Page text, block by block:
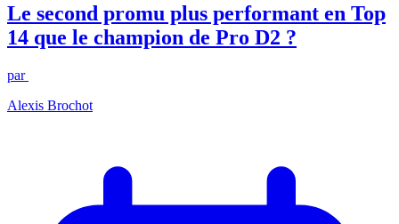
Le second promu plus performant en Top
14 que le champion de Pro D2 ?
par
Alexis Brochot